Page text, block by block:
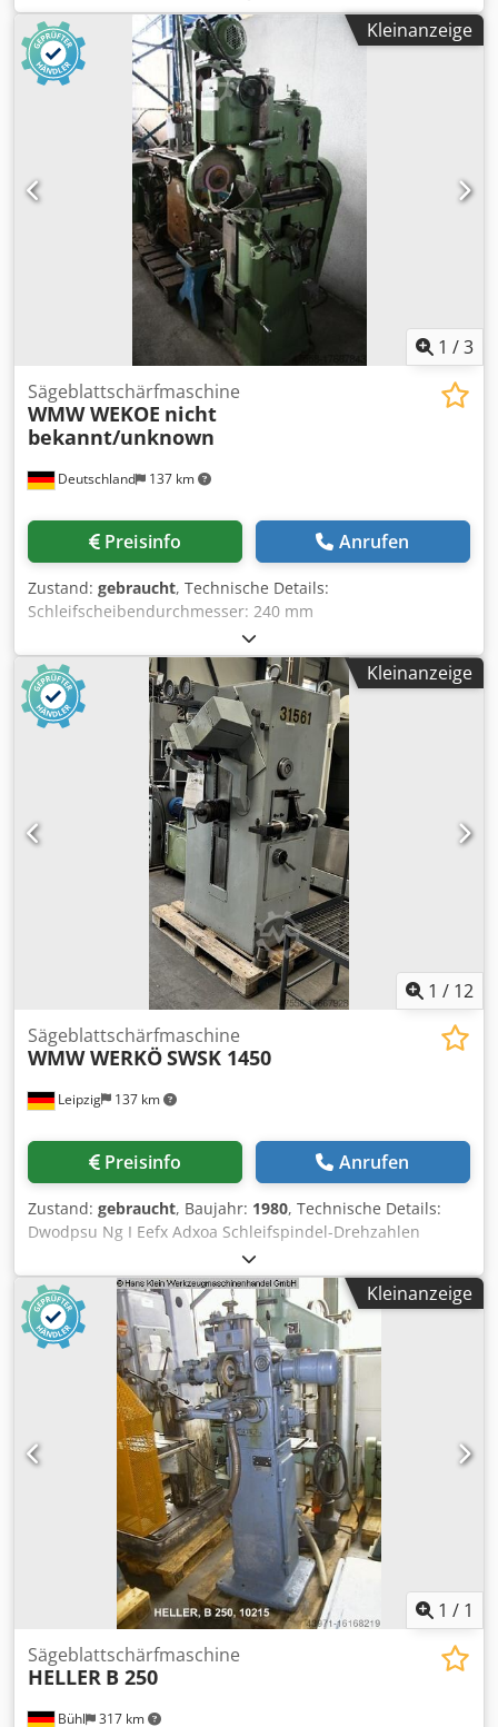
aus dem Jahr 2022 Automatisches Schärfen von Vorder-
und Rückseite für Sägeblätter von 80 bis 840 mm Betrieb
mit Öl und verstärkter Pumpe Absaugung von Ölnebel
Manuelles Löschsystem Auffangwanne unter der Maschine
Vorrichtung zum Schärfen von Stecheisen Dwjdpfxjzpg Uks
Adxja Mehrfacetten-Zahnprofilprogramm (freie
Programmierung) Automatisches, akustisches Nullpunkt-
Erkennungssystem Planscheibenschleifscheibe,
Rückenschleifscheibe, Zentrierringe, automatischer
Sägeblatt-Halter Transport, Lieferung und Schulung
Kleinanzeige
1 /3
Deutschland 137 km
Sägeblattschärfmaschine
WMW WEKOE nicht
bekannt/unknown
Preisinfo Anrufen
Zustand: gebraucht, Technische Details:
Schleifscheibendurchmesser: 240 mm
Sägeblattdurchmesser: 600 mm Gesamtleistungsbedarf:
1,1 + (0,37 kW) kW Maschinengewicht ca.: 600 kg
SÄGEBLATTSCHÄRFMASCHINE Dedou Ng Edjpfx Adxewa
Maschine führt Schleifvorgang automatisch aus Sägeblatt
wird mechanisch weitergeführt Schleifscheiben Ø max.:
240 mm Antriebsmotor für Vorschub(0,37 KW) Maschine
vorführbar i.D. *
Kleinanzeige
1 / 12
Leipzig 137 km
Sägeblattschärfmaschine
WMW WERKÖSWSK 1450
Preisinfo Anrufen
Zustand: gebraucht, Baujahr: 1980, Technische Details:
Dwodpsu Ng I Eefx Adxoa Schleifspindel-Drehzahlen
stufenlos: 2000 - 2500 U/min Doppelhuebe/Min.: 25; 37; 50;
75; 100 H/min. Schleifkörperdurchmesser: Ø 250 mm
Arbeitshöhe: 1350 mm Gesamtleistungsbedarf: 2,7 kW
Maschinengewicht ca.: 1,0 t Abmessung Maschine ca.
LxBxH: 0,85 x 1,0 x 1,8 m Einsatz zum Scharfschleifen für
mittlerer bis größerer Metallkreissägen von 250 - 1450mm.
Sägeblatt Aufsatz Ø 60 bis Ø 80mm und Welle Ø 31,5mm
Zahnteilung bis 42mm Zahntiefenzustellung über Skala
einstellbar Vorderschneidzahn: abkantbar beiderseits bis
45° und Überhöhung bei Teilung 0,02mm *
Kleinanzeige
1 / 1
Bühl 317 km
Sägeblattschärfmaschine
HELLER B 250